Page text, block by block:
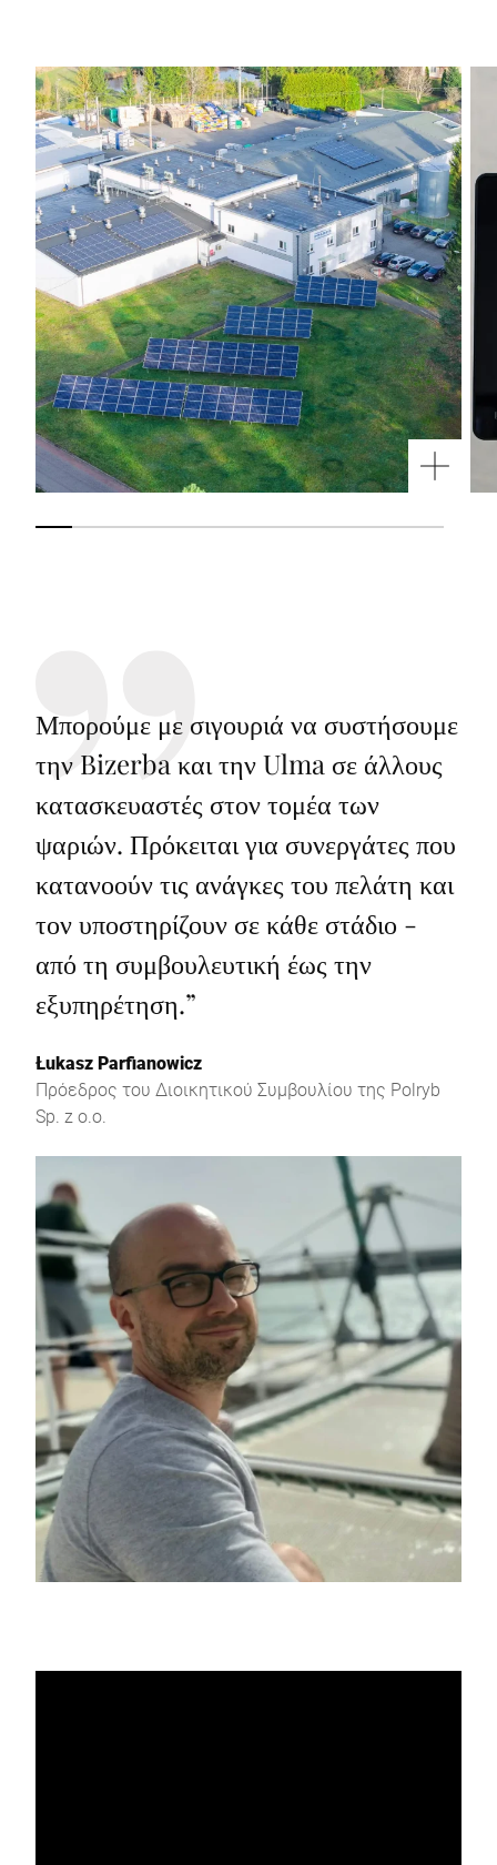
Μπορούμε με σιγουριά να συστήσουμε
την Bizerba και την Ulma σε άλλους
κατασκευαστές στον τομέα των
ψαριών. Πρόκειται για συνεργάτες που
κατανοούν τις ανάγκες του πελάτη και
τον υποστηρίζουν σε κάθε στάδιο -
από τη συμβουλευτική έως την
εξυπηρέτηση.”
Łukasz Parfianowicz
Πρόεδρος του Διοικητικού Συμβουλίου της Polryb
Sp. z o.o.